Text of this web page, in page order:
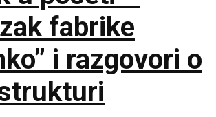
fabrike
i razgovori o